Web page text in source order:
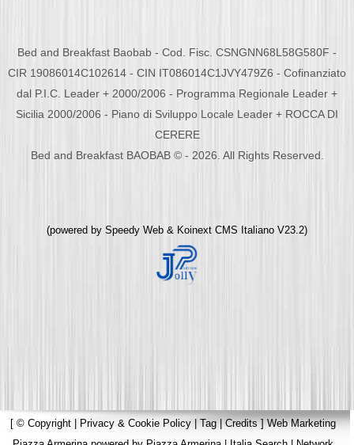
Bed and Breakfast Baobab - Cod. Fisc. CSNGNN68L58G580F -
CIR 19086014C102614 - CIN IT086014C1JVY479Z6 - Cofinanziato
dal P.I.C. Leader + 2000/2006 - Programma Regionale Leader +
Sicilia 2000/2006 - Piano di Sviluppo Locale Leader + ROCCA DI
CERERE
Bed and Breakfast BAOBAB © - 2026. All Rights Reserved.
(powered by Speedy Web & Koinext CMS Italiano V23.2)
[ © Copyright | Privacy & Cookie Policy | Tag|Credits]Web Marketing